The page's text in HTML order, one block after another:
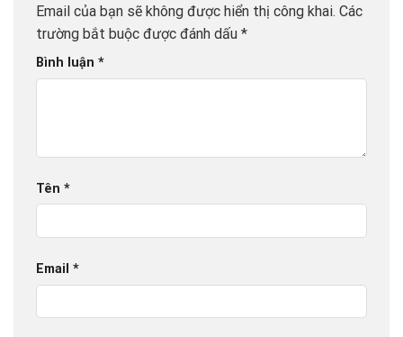
Email của bạn sẽ không được hiển thị công khai. Các
trường bắt buộc được đánh dấu *
Bình luận *
Tên *
Email *